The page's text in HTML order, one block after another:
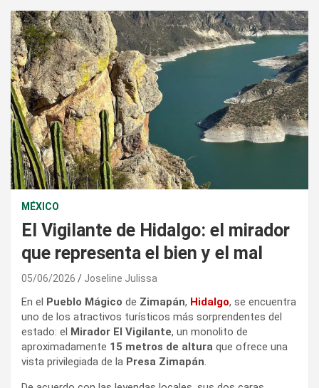
MÉXICO
El Vigilante de Hidalgo: el mirador
que representa el bien y el mal
05/06/2026 Joseline Julissa
En el Pueblo Mágico de Zimapán, Hidalgo, se encuentra
uno de los atractivos turísticos más sorprendentes del
estado: el Mirador El Vigilante, un monolito de
aproximadamente 15 metros de altura que ofrece una
vista privilegiada de la Presa Zimapán.